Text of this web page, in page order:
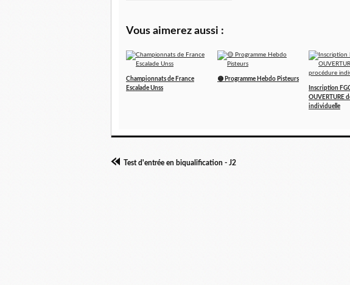
Vous aimerez aussi :
Championnats de France
Escalade Unss
🟡 Programme Hebdo Pisteurs
Inscription
OUVERTURE
individuelle
Test d'entrée en biqualification - J2